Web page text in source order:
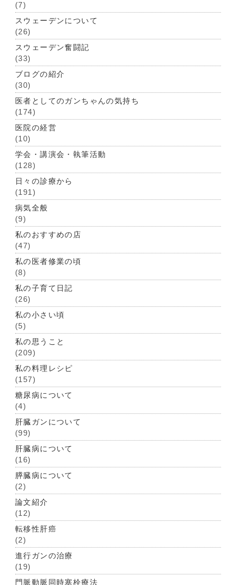
(7)
スウェーデンについて
(26)
スウェーデン奮闘記
(33)
ブログの紹介
(30)
医者としてのガンちゃんの気持ち
(174)
医院の経営
(10)
学会・講演会・執筆活動
(128)
日々の診療から
(191)
病気全般
(9)
私のおすすめの店
(47)
私の医者修業の頃
(8)
私の子育て日記
(26)
私の小さい頃
(5)
私の思うこと
(209)
私の料理レシピ
(157)
糖尿病について
(4)
肝臓ガンについて
(99)
肝臓病について
(16)
膵臓病について
(2)
論文紹介
(12)
転移性肝癌
(2)
進行ガンの治療
(19)
門脈動脈同時塞栓療法